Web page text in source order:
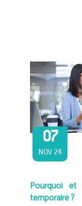
07
NOV 24
Pourquoi et
temporaire ?